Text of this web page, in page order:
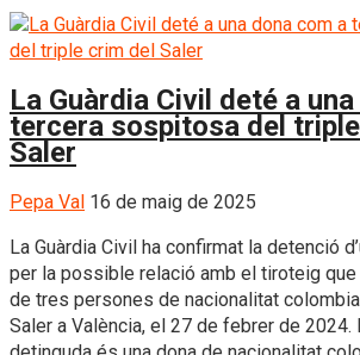
La Guàrdia Civil deté a
tercera sospitosa del
Saler
Pepa Val 16 de maig de 2025
La Guàrdia Civil ha confirmat la detenció
per la possible relació amb el tiroteig
de tres persones de nacionalitat
Saler a València, el 27 de febrer de 2024.